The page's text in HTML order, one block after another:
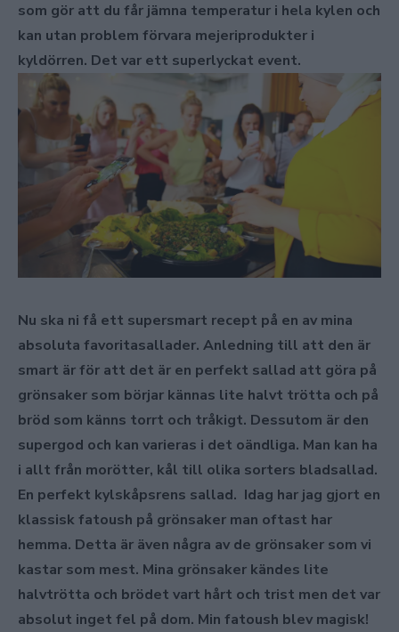
som gör att du får jämna temperatur i hela kylen och
kan utan problem förvara mejeriprodukter i
kyldörren. Det var ett superlyckat event.
Nu ska ni få ett supersmart recept på en av mina
absoluta favoritasallader. Anledning till att den är
smart är för att det är en perfekt sallad att göra på
grönsaker som börjar kännas lite halvt trötta och på
bröd som känns torrt och tråkigt. Dessutom är den
supergod och kan varieras i det oändliga. Man kan ha
i allt från morötter, kål till olika sorters bladsallad.
En perfekt kylskåpsrens sallad. Idag har jag gjort en
klassisk fatoush på grönsaker man oftast har
hemma. Detta är även några av de grönsaker som vi
kastar som mest. Mina grönsaker kändes lite
halvtrötta och brödet vart hårt och trist men det var
absolut inget fel på dom. Min fatoush blev magisk!